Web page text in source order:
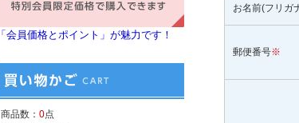
お名前(フリガ
郵便番号※
「会員価格とポイント」が魅力です！
商品数： 0点